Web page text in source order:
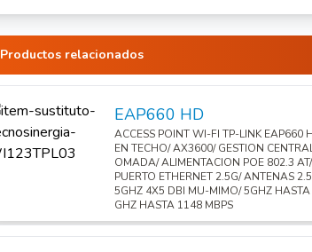
GHZ HASTA 574MBPS / MULTIPLES
/ OFDMA / IDEAL PARA HOTELES
UNIVERSIDADES CENTRO
Productos relacionados
EAP660 HD
ACCESS POINT WI-FI TP-LINK EAP660
EN TECHO/ AX3600/ GESTION
OMADA/ ALIMENTACION POE 802.3
PUERTO ETHERNET 2.5G/ ANTENAS
5GHZ 4X5 DBI MU-MIMO/ 5GHZ
GHZ HASTA 1148 MBPS